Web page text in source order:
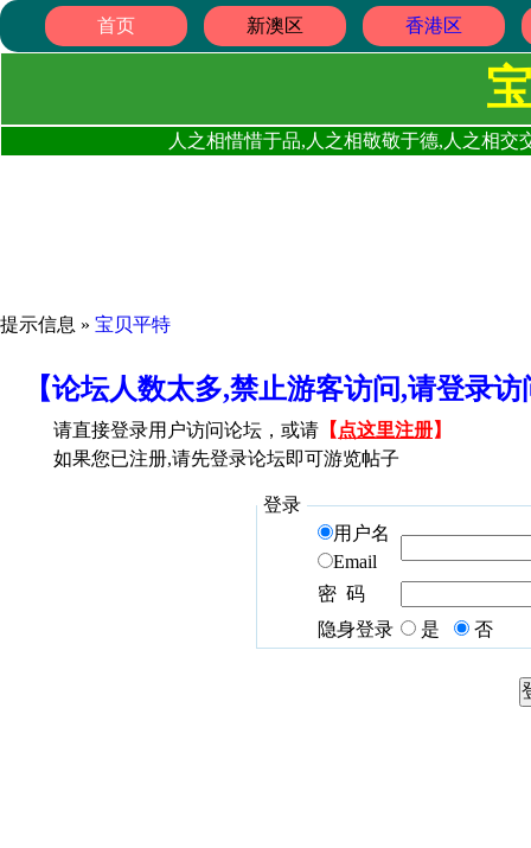
首页 新澳区 香港区
人之相惜惜于品,人之相敬敬于德,人之相
提示信息 » 宝贝平特
【论坛人数太多,禁止游客访问,请登录
请直接登录用户访问论坛，或请 【 点这里注册】
如果您已注册,请先登录论坛即可游览帖子
登录
用户名
Email
密 码
隐身登录
是 否